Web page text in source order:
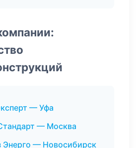
— Уфа
— Москва
Энерго — Новосибирск